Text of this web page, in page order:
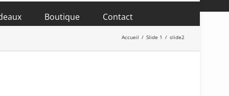
Boutique Contact
Accueil / Slide 1 / slide2